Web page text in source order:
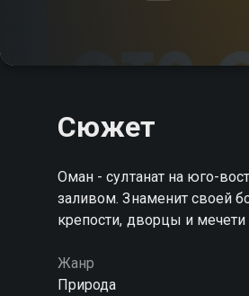
Сюжет
Оман - султанат на юго-
заливом. Знаменит своей
крепости, дворцы и мечети
Жанр
Природа